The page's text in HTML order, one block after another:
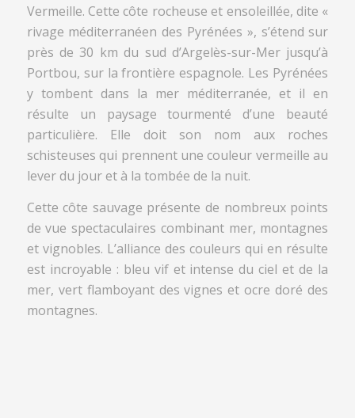
Vermeille. Cette côte rocheuse et ensoleillée, dite «
rivage méditerranéen des Pyrénées », s’étend sur
près de 30 km du sud d’Argelès-sur-Mer jusqu’à
Portbou, sur la frontière espagnole. Les Pyrénées
y tombent dans la mer méditerranée, et il en
résulte un paysage tourmenté d’une beauté
particulière. Elle doit son nom aux roches
schisteuses qui prennent une couleur vermeille au
lever du jour et à la tombée de la nuit.
Cette côte sauvage présente de nombreux points
de vue spectaculaires combinant mer, montagnes
et vignobles. L’alliance des couleurs qui en résulte
est incroyable : bleu vif et intense du ciel et de la
mer, vert flamboyant des vignes et ocre doré des
montagnes.